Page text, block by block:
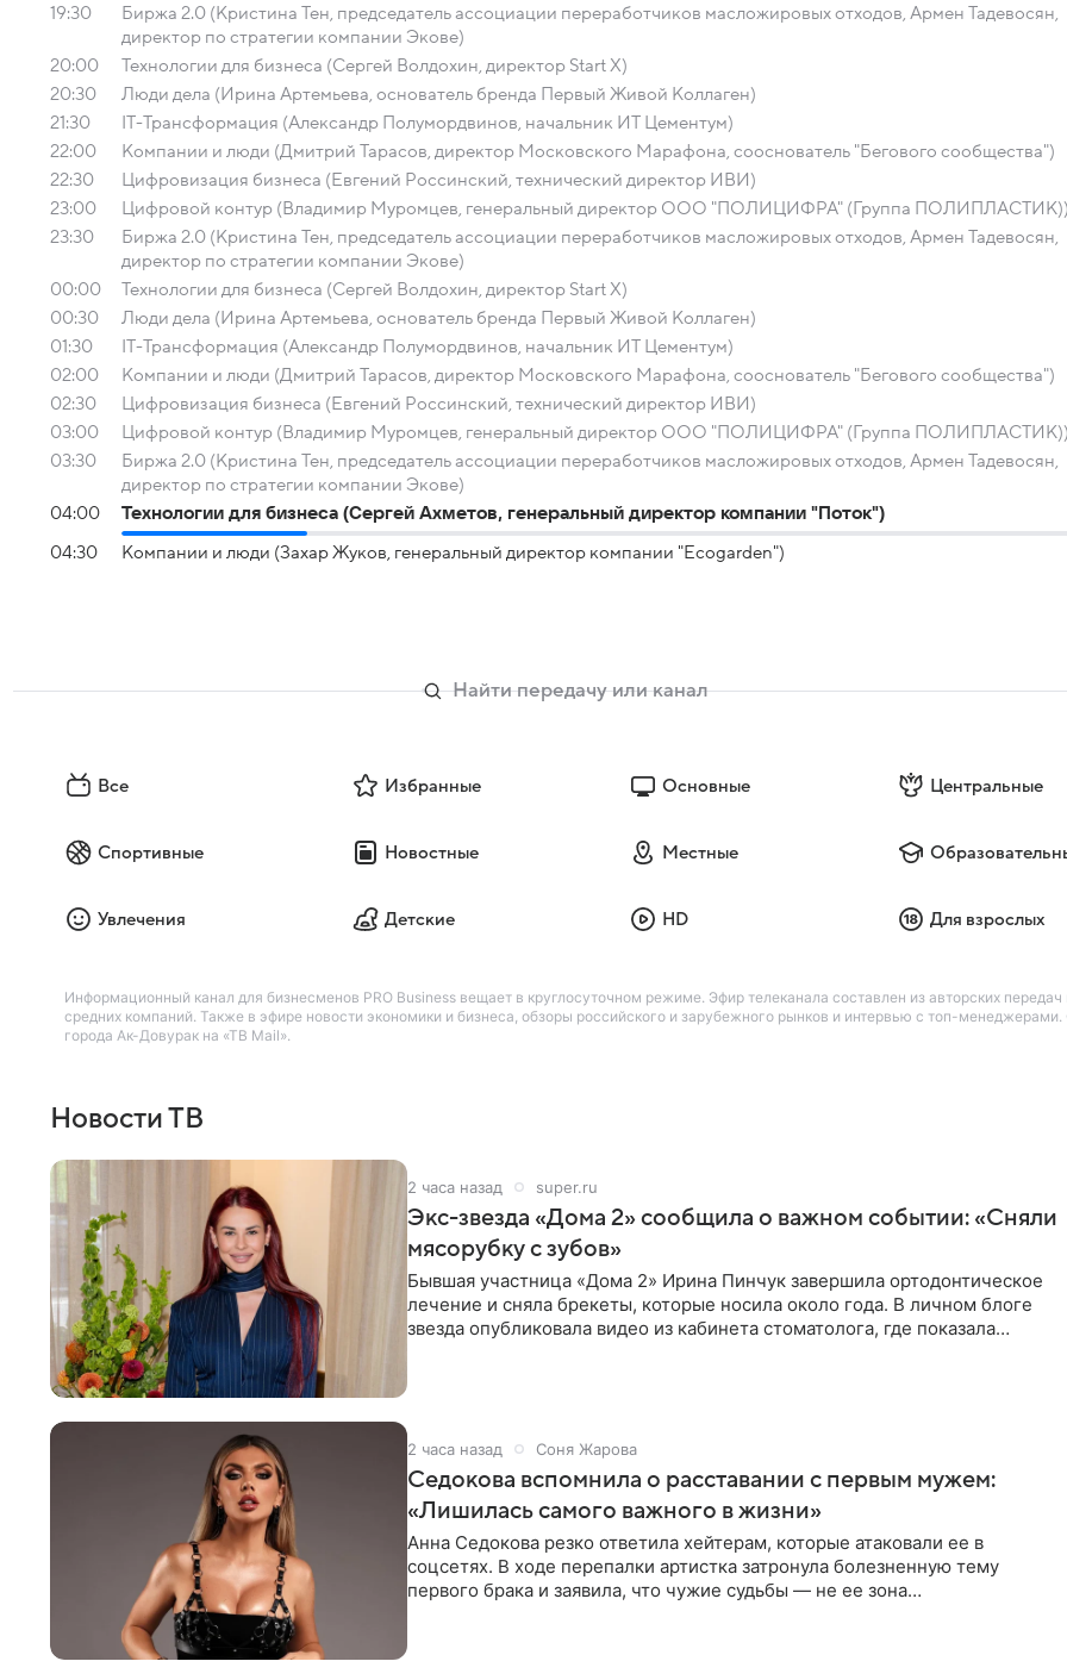
19:30
Биржа 2.0 (Кристина Тен, председатель ассоциации переработчиков масложировых отходов, Армен Тадевосян,
директор по стратегии компании Экове)
20:00
Технологии для бизнеса (Сергей Волдохин, директор Start X)
20:30
Люди дела (Ирина Артемьева, основатель бренда Первый Живой Коллаген)
21:30
IT-Трансформация (Александр Полумордвинов, начальник ИТ Цементум)
22:00
Компании и люди (Дмитрий Тарасов, директор Московского Марафона, сооснователь "Бегового сообщества")
22:30
Цифровизация бизнеса (Евгений Россинский, технический директор ИВИ)
23:00
Цифровой контур (Владимир Муромцев, генеральный директор ООО "ПОЛИЦИФРА" (Группа
23:30
Биржа 2.0 (Кристина Тен, председатель ассоциации переработчиков масложировых отходов, Армен Тадевосян,
директор по стратегии компании Экове)
00:00
Технологии для бизнеса (Сергей Волдохин, директор Start X)
00:30
Люди дела (Ирина Артемьева, основатель бренда Первый Живой Коллаген)
01:30
IT-Трансформация (Александр Полумордвинов, начальник ИТ Цементум)
02:00
Компании и люди (Дмитрий Тарасов, директор Московского Марафона, сооснователь "Бегового сообщества")
02:30
Цифровизация бизнеса (Евгений Россинский, технический директор ИВИ)
03:00
Цифровой контур (Владимир Муромцев, генеральный директор ООО "ПОЛИЦИФРА" (Группа
03:30
Биржа 2.0 (Кристина Тен, председатель ассоциации переработчиков масложировых отходов, Армен Тадевосян,
директор по стратегии компании Экове)
04:00
Технологии для бизнеса (Сергей Ахметов, генеральный директор компании "Поток")
04:30 Компании и люди (Захар Жуков, генеральный директор компании "Ecogarden")
Все Избранные Основные Центральные
Спортивные Новостные Местные
Увлечения Детские HD Для взрослых
Информационный канал для бизнесменов PRO Business вещает в круглосуточном режиме. Эфир телеканала составлен из авторских
средних компаний. Также в эфире новости экономики и бизнеса, обзоры российского и зарубежного рынков и интервью с топ-
города Ак-Довурак на «ТВ Mail».
Новости ТВ
2 часа назад super.ru
Экс-звезда «Дома 2» сообщила о важном событии: «Сняли
мясорубку с зубов»
Бывшая участница «Дома 2» Ирина Пинчук завершила ортодонтическое
лечение и сняла брекеты, которые носила около года. В личном блоге
звезда опубликовала видео из кабинета стоматолога, где показала
2 часа назад Соня Жарова
Седокова вспомнила о расставании с первым мужем:
«Лишилась самого важного в жизни»
Анна Седокова резко ответила хейтерам, которые атаковали ее в
соцсетях. В ходе перепалки артистка затронула болезненную тему
первого брака и заявила, что чужие судьбы — не ее зона